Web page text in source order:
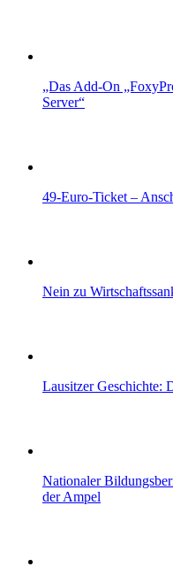
„Das Add-On
Server“
49-Euro-Ticket –
Nein zu
Lausitzer Geschichte:
Nationaler
der Ampel